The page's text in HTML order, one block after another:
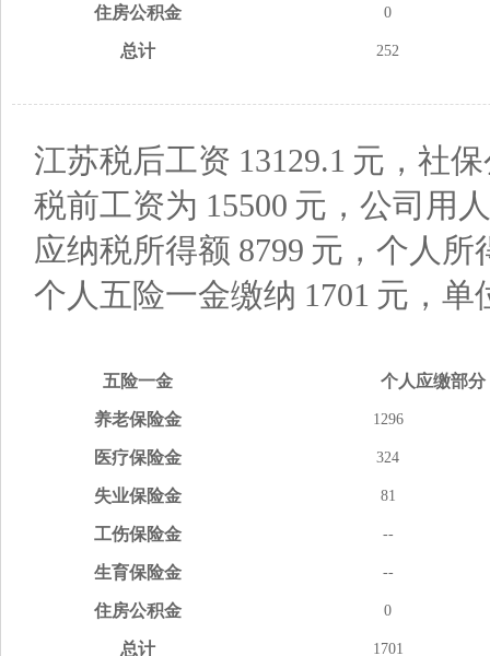
住房公积金 0
总计 252
江苏税后工资 13129.1 元，社
税前工资为 15500 元，公司用
应纳税所得额 8799 元，个人所
个人五险一金缴纳 1701 元，单
五险一金 个人应缴部分
养老保险金 1296
医疗保险金 324
失业保险金 81
工伤保险金 --
生育保险金 --
住房公积金 0
总计 1701